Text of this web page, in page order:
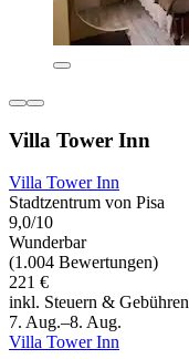
Villa Tower Inn
Villa Tower Inn
Stadtzentrum von Pisa
9,0/10
Wunderbar
(1.004 Bewertungen)
221 €
inkl. Steuern & Gebühren
7. Aug.–8. Aug.
Villa Tower Inn